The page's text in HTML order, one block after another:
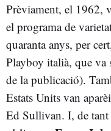
Prèviament, el 1962,
el programa de
quaranta anys, per
Playboy italià, que va
de la publicació).
Estats Units van
Ed Sullivan. I, de tant